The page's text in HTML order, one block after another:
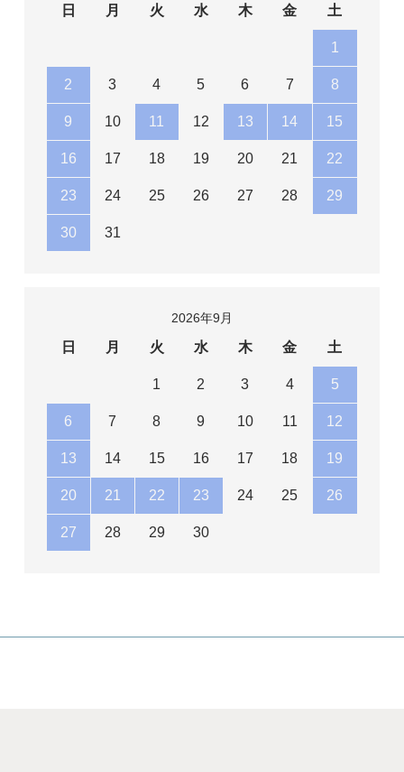
日 月 火 水 木 金 土
1
2 3 4 5 6 7 8
9 10 11 12 13 14 15
16 17 18 19 20 21 22
23 24 25 26 27 28 29
30 31
2026年9月
日 月 火 水 木 金 土
1 2 3 4 5
6 7 8 9 10 11 12
13 14 15 16 17 18 19
20 21 22 23 24 25 26
27 28 29 30